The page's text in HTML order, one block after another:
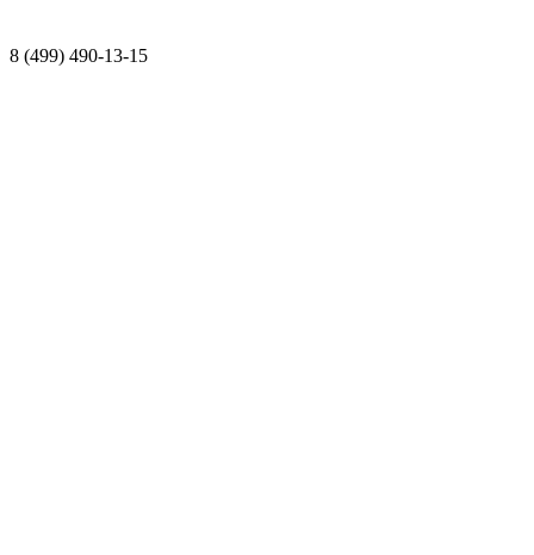
8 (499) 490-13-15